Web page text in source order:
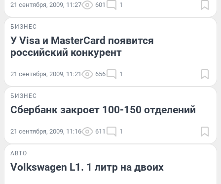
21 сентября, 2009, 11:27 601 1
БИЗНЕС
У Visa и MasterCard появится
российский конкурент
21 сентября, 2009, 11:21 656 1
БИЗНЕС
Сбербанк закроет 100-150 отделений
21 сентября, 2009, 11:16 611 1
АВТО
Volkswagen L1. 1 литр на двоих